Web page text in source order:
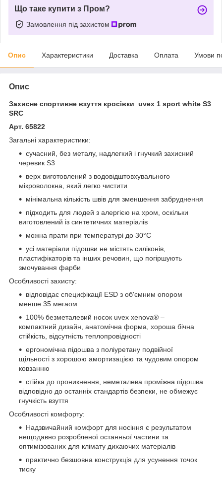
Що таке купити з Пром?
Замовлення під захистом
Опис Характеристики Доставка Оплата Умови
Опис
Захисне спортивне взуття кросівки uvex 1 sport white S3
SRC
Арт. 65822
Загальні характеристики:
сучасний, без металу, надлегкий і гнучкий захисний
черевик S3
верх виготовлений з водовідштовхувального
мікроволокна, який легко чистити
мінімальна кількість швів для зменшення забруднення
підходить для людей з алергією на хром, оскільки
виготовлений із синтетичних матеріалів
можна прати при температурі до 30°С
усі матеріали підошви не містять силіконів,
пластифікаторів та інших речовин, що погіршують
змочування фарби
Особливості захисту:
відповідає специфікації ESD з об'ємним опором
менше 35 мегаом
100% безметалевий носок uvex xenova® –
компактний дизайн, анатомічна форма, хороша бічна
стійкість, відсутність теплопровідності
ергономічна підошва з поліуретану подвійної
щільності з хорошою амортизацією та чудовим опором
ковзанню
стійка до проникнення, неметалева проміжна підошва
відповідно до останніх стандартів безпеки, не обмежує
гнучкість взуття
Особливості комфорту:
Надзвичайний комфорт для носіння є результатом
нещодавно розробленої останньої частини та
оптимізованих для клімату дихаючих матеріалів
практично безшовна конструкція для усунення точок
тиску